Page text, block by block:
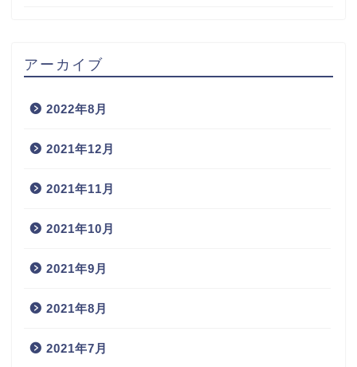
アーカイブ
2022年8月
2021年12月
2021年11月
2021年10月
2021年9月
2021年8月
2021年7月